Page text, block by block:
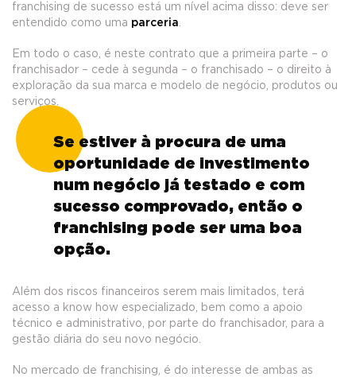
franchising de sucesso está um nível acima disso: deve ser
entendido como uma parceria
Em todo o caso, é neste contrato que a primeira parte – o
franchisador – cede à segunda – o franchisado – o direito à
exploração da sua marca e modelo de negócio, produtos ou
serviços.
Se estiver à procura de uma
oportunidade de investimento
num negócio já testado e com
sucesso comprovado, então o
franchising pode ser uma boa
opção.
Além dos riscos financeiros serem mais limitados, terá
acesso a know how especializado, bem como a apoio
técnico e administrativo, por parte do franchisador, para a
gestão diária do seu novo negócio.
No mercado de franchising, é do interesse de ambas as